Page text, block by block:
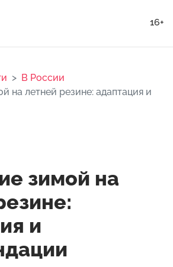
16+
В России
на летней резине: адаптация и
зимой на
и